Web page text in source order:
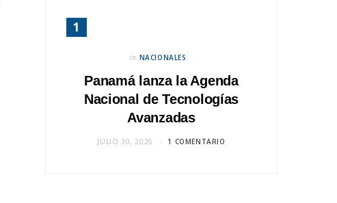
in NACIONALES
Panamá lanza la Agenda
Nacional de Tecnologías
Avanzadas
JULIO 30, 2026 1 COMENTARIO